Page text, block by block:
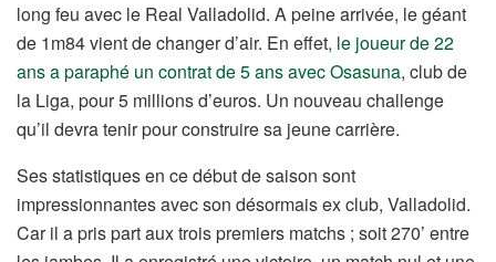
long feu avec le Real Valladolid. A peine arrivée, le géant
de 1m84 vient de changer d’air. En effet, le joueur de 22
ans a paraphé un contrat de 5 ans avec Osasuna, club de
la Liga, pour 5 millions d’euros. Un nouveau challenge
qu’il devra tenir pour construire sa jeune carrière.
Ses statistiques en ce début de saison sont
impressionnantes avec son désormais ex club, Valladolid.
Car il a pris part aux trois premiers matchs ; soit 270’ entre